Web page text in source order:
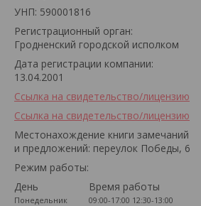
УНП: 590001816
Регистрационный орган:
Гродненский городской исполком
Дата регистрации компании:
13.04.2001
Ссылка на свидетельство/лицензию
Ссылка на свидетельство/лицензию
Местонахождение книги замечаний
и предложений: переулок Победы, 6
Режим работы:
День
Время работы
Понедельник 09:00-17:00 12:30-13:00